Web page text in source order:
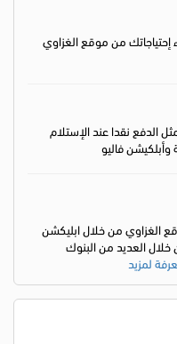
من موقع الغزاوي
الدفع نقدا عند الإستلام
وأبلكيشن فاليو
الغزاوي من خلال ابليكشن
العديد من البنوك
لمزيد